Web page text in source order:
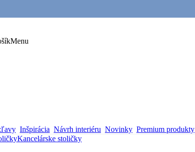
Menu
Inšpirácia Návrh interiéru Novinky Premium produkty
Kancelárske stoličky